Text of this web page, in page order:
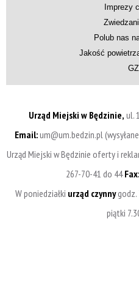
Imprezy
Polub nas
Jakość
Urząd Miejski w Będzinie, ul.
Email:um@um.bedzin.pl
Urząd Miejski w Będzinie oferty i
267-70-41 do 44Fax:
W poniedziałki urząd czynnygodz.
piątki